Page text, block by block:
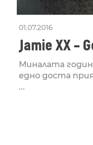
01.07.2016
Jamie XX –
Миналата
едно доста
...